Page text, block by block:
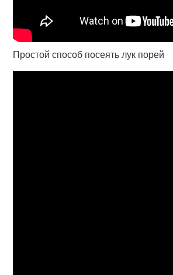
Простой способ посеять лук порей